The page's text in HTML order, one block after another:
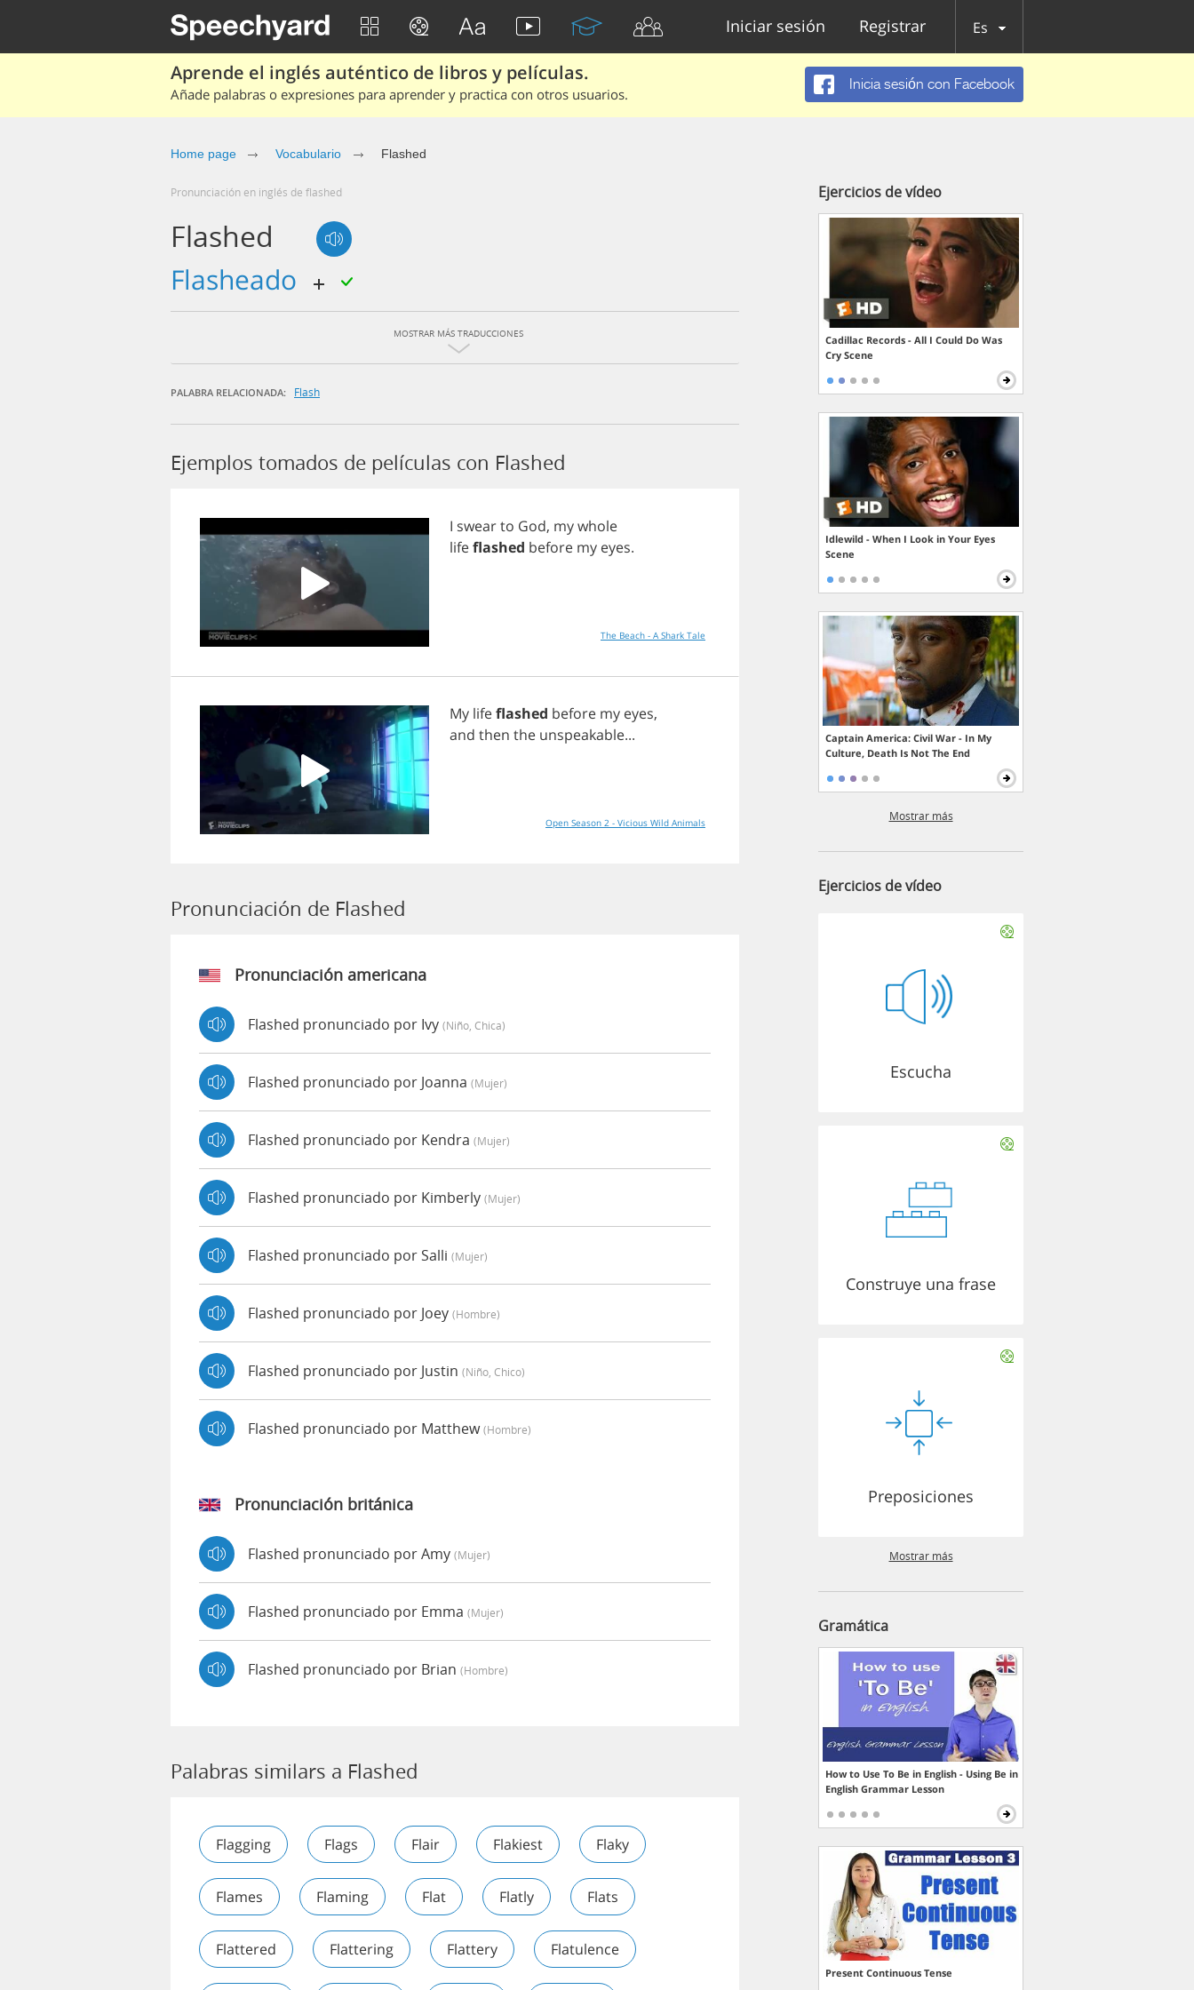
Iniciar sesión Registrar Es
Aprende el inglés auténtico de libros y películas.
Añade palabras o expresiones para aprender y practica con otros usuarios.
Inicia sesión con Facebook
Home page Vocabulario Flashed
Pronunciación en inglés de flashed
Flashed
flasheado
MOSTRAR MÁS TRADUCCIONES
PALABRA RELACIONADA: Flash
Ejemplos tomados de películas con Flashed
I swearto God, mywhole
lifeflashed before my eyes.
The Beach - A Shark Tale
My lifeflashed before my eyes,
and then the unspeakable...
Open Season 2 - Vicious Wild Animals
Pronunciación de Flashed
Pronunciación americana
Flashed pronunciado por Ivy (niño, Chica)
Flashed pronunciado por Joanna (mujer)
Flashed pronunciado por Kendra (mujer)
Flashed pronunciado por Kimberly (mujer)
Flashed pronunciado por Salli (mujer)
Flashed pronunciado por Joey (hombre)
Flashed pronunciado por Justin (niño, Chico)
Flashed pronunciado por Matthew(hombre)
Pronunciación británica
Flashed pronunciado por Amy (mujer)
Flashed pronunciado por Emma (mujer)
Flashed pronunciado por Brian (hombre)
Palabras similars a Flashed
Flagging Flags Flair Flakiest Flaky
Flames Flaming Flat Flatly Flats
Flattered Flattering Flattery Flatulence
Ejercicios de vídeo
Cadillac Records - All I Could Do Was
Cry Scene
Idlewild - When I Look in Your Eyes
Scene
Captain America: Civil War - In My
Culture, Death Is Not The End
Mostrar más
Ejercicios de vídeo
Escucha
Construye una frase
Preposiciones
Mostrar más
Gramática
How to Use To Be in English - Using Be in
English Grammar Lesson
Present Continuous Tense